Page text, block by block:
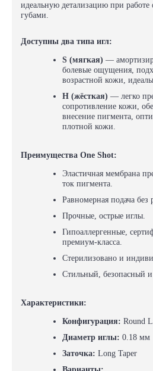
идеальную детализацию при работе
губами.
Доступны два типа игл:
S (мягкая) —
болевые ощущения,
возрастной кожи,
H (жёсткая) — легко
сопротивление кожи,
внесение пигмента,
плотной кожи.
Преимущества One Shot:
Эластичная мембрана
ток пигмента.
Равномерная подача без
Прочные, острые иглы.
Гипоаллергенные,
премиум-класса.
Cтерилизовано и
Стильный, безопасный
Характеристики:
Конфигурация: Round
Диаметр иглы: 0.18 мм
Заточка: Long Taper